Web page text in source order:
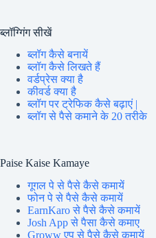
ब्लॉग्गिंग सीखें
ब्लॉग कैसे बनायें
ब्लॉग कैसे लिखते हैं
वर्डप्रेस क्या है
कीवर्ड क्या है
ब्लॉग पर ट्रेफिक कैसे बढ़ाएं |
ब्लॉग से पैसे कमाने के 20 तरीके
Paise Kaise Kamaye
गूगल पे से पैसे कैसे कमायें
फोन पे से पैसे कैसे कमायें
EarnKaro से पैसे कैसे कमायें
Josh App से पैसा कैसे कमाए
Groww एप से पैसे कैसे कमायें